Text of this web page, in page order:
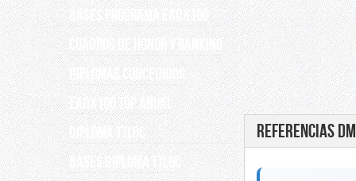
Bases programa EADX100
Cuadros de Honor y Ranking
Diplomas concedidos
EADX100 TOP ANUAL
DIPLOMA TTLOC
Bases Diploma TTLOC
REFERENCIAS